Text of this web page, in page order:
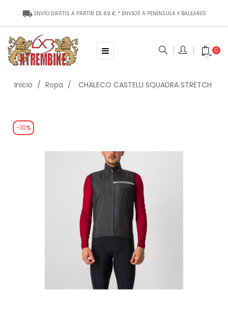
local_shipping ENVÍO GRATIS A PARTIR DE 69 € * ENVIOS A PENÍNSULA Y BALEARES
Toggle
navigation
☰ 0
Inicio Ropa CHALECO CASTELLI SQUADRA STRETCH
-10%